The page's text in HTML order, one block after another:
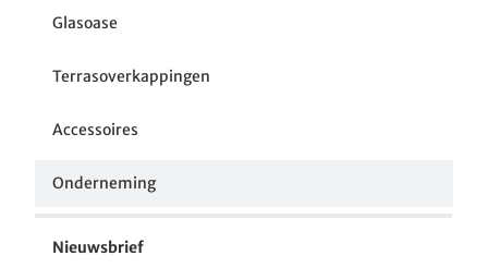
Glasoase
Terrasoverkappingen
Accessoires
Onderneming
Nieuwsbrief